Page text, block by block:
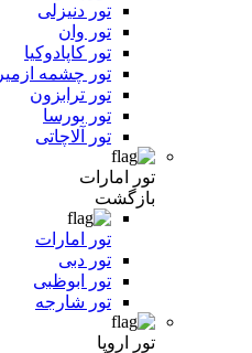
تور دنیزلی
تور وان
تور کاپادوکیا
تور چشمه ازمیر
تور ترابزون
تور بورسا
تور آلاچاتی
تور امارات
بازگشت
تور امارات
تور دبی
تور ابوظبی
تور شارجه
تور اروپا